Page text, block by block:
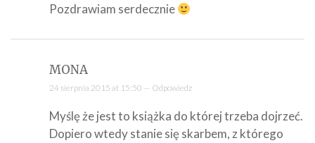
Pozdrawiam serdecznie
MONA
24 sierpnia 2015 at 15:50 — Odpowiedz
Myślę że jest to książka do której trzeba dojrzeć.
Dopiero wtedy stanie się skarbem, z którego